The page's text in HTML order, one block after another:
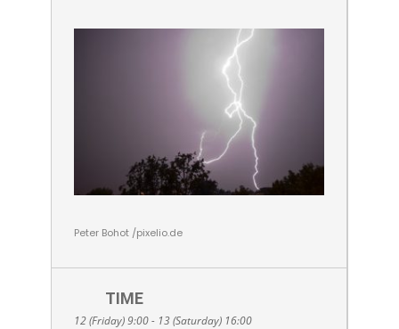
Peter Bohot /pixelio.de
TIME
12 (Friday) 9:00 - 13 (Saturday) 16:00